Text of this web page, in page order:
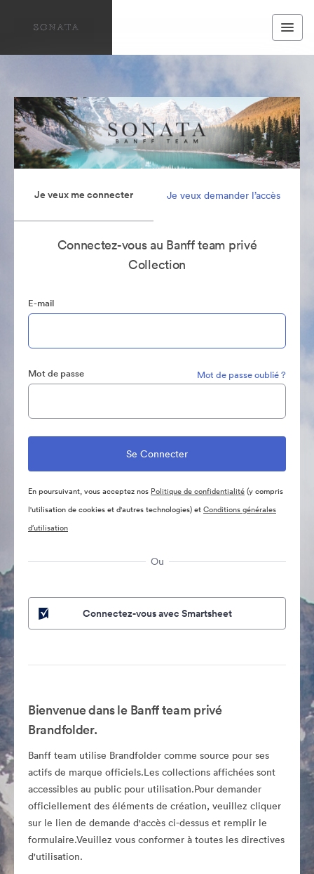
Je veux me connecter Je veux demander l’accès
Connectez-vous au Banff team privé
Collection
E-mail
Mot de passe Mot de passe oublié ?
En poursuivant, vous acceptez nos Politique de confidentialité(y compris
l'utilisation de cookies et d'autres technologies) etConditions générales
d’utilisation
Ou
Connectez-vous avec Smartsheet
Bienvenue dans le Banff team privé
Brandfolder.
Banff team utilise Brandfolder comme source pour ses
actifs de marque officiels.Les collections affichées sont
accessibles au public pour utilisation.Pour demander
officiellement des éléments de création, veuillez cliquer
sur le lien de demande d'accès ci-dessus et remplir le
formulaire.Veuillez vous conformer à toutes les directives
d'utilisation.